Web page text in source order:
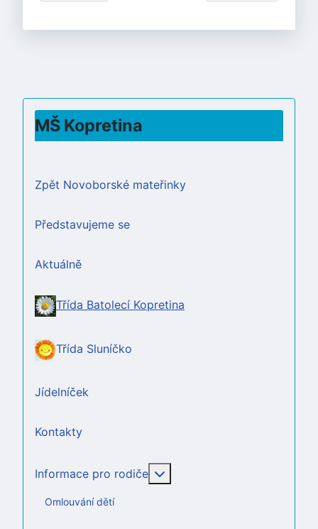
MŠ Kopretina
Zpět Novoborské mateřinky
Představujeme se
Aktuálně
Třída Batolecí Kopretina
Třída Sluníčko
Jídelníček
Kontakty
Informace pro rodiče
Omlouvání dětí